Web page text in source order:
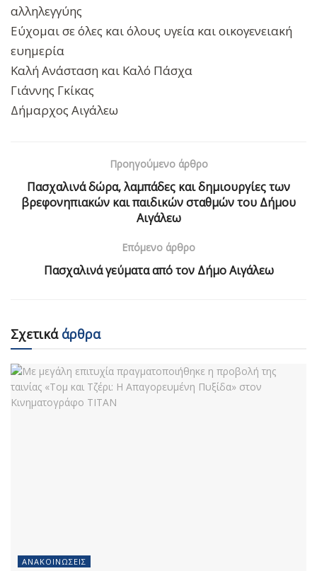
αλληλεγγύης
Εύχομαι σε όλες και όλους υγεία και οικογενειακή
ευημερία
Καλή Ανάσταση και Καλό Πάσχα
Γιάννης Γκίκας
Δήμαρχος Αιγάλεω
Προηγούμενο άρθρο
Πασχαλινά δώρα, λαμπάδες και δημιουργίες των
βρεφονηπιακών και παιδικών σταθμών του Δήμου
Αιγάλεω
Επόμενο άρθρο
Πασχαλινά γεύματα από τον Δήμο Αιγάλεω
Σχετικάάρθρα
ΑΝΑΚΟΙΝΏΣΕΙΣ